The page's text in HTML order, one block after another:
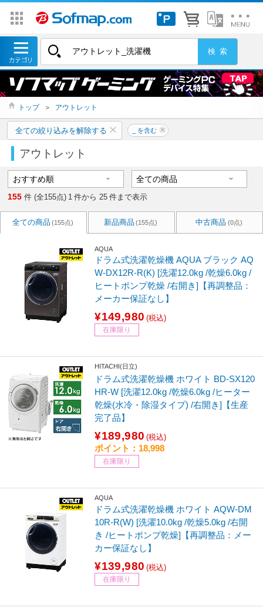
トップ ＞ アウトレット
全ての絞り込みを解除する _ を含む
アウトレット
155 件 (全155点) 1 件から 25 件まで表示
全ての商品 (155点) 新品商品 (155点) 中古商品 (0点)
AQUA
ドラム式洗濯乾燥機 AQUA ブラック AQ
W-DX12R-R(K) [洗濯12.0kg /乾燥6.0kg /
ヒートポンプ乾燥 /右開き]【再調整品：
メーカー保証なし】
¥149,980 (税込)
在庫限り
HITACHI(日立)
ドラム式洗濯乾燥機 ホワイト BD-SX120
HR-W [洗濯12.0kg /乾燥6.0kg /ヒーター
乾燥(水冷・除湿タイプ) /右開き]【生産
完了品】
¥189,980 (税込)
ポイント：18,998
在庫限り
AQUA
ドラム式洗濯乾燥機 ホワイト AQW-DM
10R-R(W) [洗濯10.0kg /乾燥5.0kg /右開
き /ヒートポンプ乾燥]【再調整品：メー
カー保証なし】
¥139,980 (税込)
在庫限り